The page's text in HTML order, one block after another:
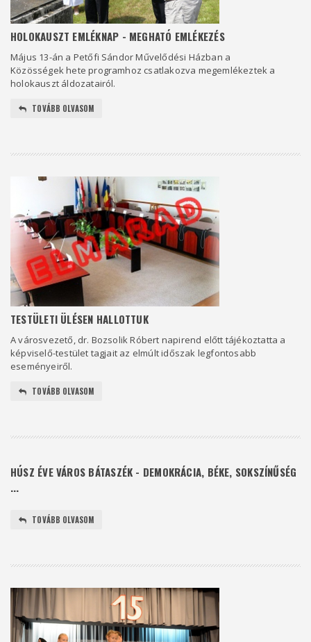
HOLOKAUSZT EMLÉKNAP - MEGHATÓ EMLÉKEZÉS
Május 13-án a Petőfi Sándor Művelődési Házban a
Közösségek hete programhoz csatlakozva megemlékeztek a
holokauszt áldozatairól.
TOVÁBB OLVASOM
TESTÜLETI ÜLÉSEN HALLOTTUK
A városvezető, dr. Bozsolik Róbert napirend előtt tájékoztatta a
képviselő-testület tagjait az elmúlt időszak legfontosabb
eseményeiről.
TOVÁBB OLVASOM
HÚSZ ÉVE VÁROS BÁTASZÉK - DEMOKRÁCIA, BÉKE, SOKSZÍNŰSÉG
...
TOVÁBB OLVASOM